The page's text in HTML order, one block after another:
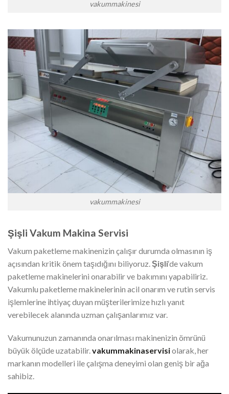
vakummakinesi
vakummakinesi
Şişli Vakum Makina Servisi
Vakum paketleme makinenizin çalışır durumda olmasının iş
açısından kritik önem taşıdığını biliyoruz. Şişli‘de vakum
paketleme makinelerini onarabilir ve bakımını yapabiliriz.
Vakumlu paketleme makinelerinin acil onarım ve rutin servis
işlemlerine ihtiyaç duyan müşterilerimize hızlı yanıt
verebilecek alanında uzman çalışanlarımız var.
Vakumunuzun zamanında onarılması makinenizin ömrünü
büyük ölçüde uzatabilir.vakummakinaservisiolarak, her
markanın modelleri ile çalışma deneyimi olan geniş bir ağa
sahibiz.